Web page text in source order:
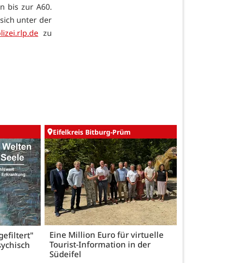
bis zur A60.
unter der
zu
Eifelkreis Bitburg-Prüm
Eine Million Euro für virtuelle
Tourist-Information in der
Südeifel